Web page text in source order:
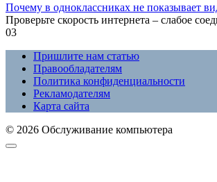
Почему в одноклассниках не показывает
Проверьте скорость интернета – слабое
03
Пришлите нам статью
Правообладателям
Политика конфиденциальности
Рекламодателям
Карта сайта
© 2026 Обслуживание компьютера